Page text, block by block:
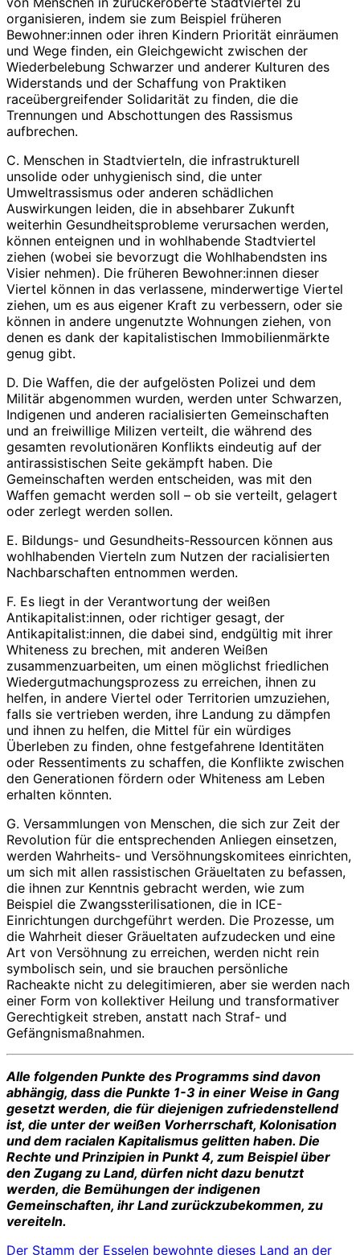
organisieren, indem sie zum Beispiel früheren
Bewohner:innen oder ihren Kindern Priorität einräumen
und Wege finden, ein Gleichgewicht zwischen der
Wiederbelebung Schwarzer und anderer Kulturen des
Widerstands und der Schaffung von Praktiken
raceübergreifender Solidarität zu finden, die die
Trennungen und Abschottungen des Rassismus
aufbrechen.
C. Menschen in Stadtvierteln, die infrastrukturell
unsolide oder unhygienisch sind, die unter
Umweltrassismus oder anderen schädlichen
Auswirkungen leiden, die in absehbarer Zukunft
weiterhin Gesundheitsprobleme verursachen werden,
können enteignen und in wohlhabende Stadtviertel
ziehen (wobei sie bevorzugt die Wohlhabendsten ins
Visier nehmen). Die früheren Bewohner:innen dieser
Viertel können in das verlassene, minderwertige Viertel
ziehen, um es aus eigener Kraft zu verbessern, oder sie
können in andere ungenutzte Wohnungen ziehen, von
denen es dank der kapitalistischen Immobilienmärkte
genug gibt.
D. Die Waffen, die der aufgelösten Polizei und dem
Militär abgenommen wurden, werden unter Schwarzen,
Indigenen und anderen racialisierten Gemeinschaften
und an freiwillige Milizen verteilt, die während des
gesamten revolutionären Konflikts eindeutig auf der
antirassistischen Seite gekämpft haben. Die
Gemeinschaften werden entscheiden, was mit den
Waffen gemacht werden soll – ob sie verteilt, gelagert
oder zerlegt werden sollen.
E. Bildungs- und Gesundheits-Ressourcen können aus
wohlhabenden Vierteln zum Nutzen der racialisierten
Nachbarschaften entnommen werden.
F. Es liegt in der Verantwortung der weißen
Antikapitalist:innen, oder richtiger gesagt, der
Antikapitalist:innen, die dabei sind, endgültig mit ihrer
Whiteness zu brechen, mit anderen Weißen
zusammenzuarbeiten, um einen möglichst friedlichen
Wiedergutmachungsprozess zu erreichen, ihnen zu
helfen, in andere Viertel oder Territorien umzuziehen,
falls sie vertrieben werden, ihre Landung zu dämpfen
und ihnen zu helfen, die Mittel für ein würdiges
Überleben zu finden, ohne festgefahrene Identitäten
oder Ressentiments zu schaffen, die Konflikte zwischen
den Generationen fördern oder Whiteness am Leben
erhalten könnten.
G. Versammlungen von Menschen, die sich zur Zeit der
Revolution für die entsprechenden Anliegen einsetzen,
werden Wahrheits- und Versöhnungskomitees einrichten,
um sich mit allen rassistischen Gräueltaten zu befassen,
die ihnen zur Kenntnis gebracht werden, wie zum
Beispiel die Zwangssterilisationen, die in ICE-
Einrichtungen durchgeführt werden. Die Prozesse, um
die Wahrheit dieser Gräueltaten aufzudecken und eine
Art von Versöhnung zu erreichen, werden nicht rein
symbolisch sein, und sie brauchen persönliche
Racheakte nicht zu delegitimieren, aber sie werden nach
einer Form von kollektiver Heilung und transformativer
Gerechtigkeit streben, anstatt nach Straf- und
Gefängnismaßnahmen.
Alle folgenden Punkte des Programms sind davon
abhängig, dass die Punkte 1-3 in einer Weise in Gang
gesetzt werden, die für diejenigen zufriedenstellend
ist, die unter der weißen Vorherrschaft, Kolonisation
und dem racialen Kapitalismus gelitten haben. Die
Rechte und Prinzipien in Punkt 4, zum Beispiel über
den Zugang zu Land, dürfen nicht dazu benutzt
werden, die Bemühungen der indigenen
Gemeinschaften, ihr Land zurückzubekommen, zu
vereiteln.
Der Stamm der Esselen bewohnte dieses Land an der